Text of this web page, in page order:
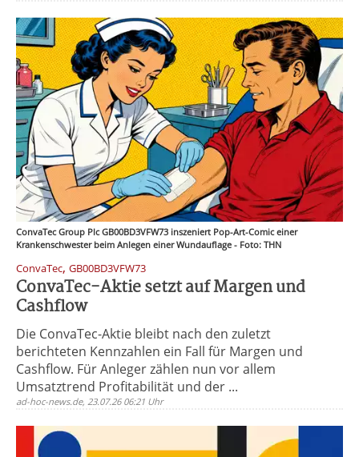
ConvaTec Group Plc GB00BD3VFW73 inszeniert Pop-Art-Comic einer
Krankenschwester beim Anlegen einer Wundauflage - Foto: THN
ConvaTec, GB00BD3VFW73
ConvaTec-Aktie setzt auf Margen und
Cashflow
Die ConvaTec-Aktie bleibt nach den zuletzt
berichteten Kennzahlen ein Fall für Margen und
Cashflow. Für Anleger zählen nun vor allem
Umsatztrend Profitabilität und der ...
ad-hoc-news.de, 23.07.26 06:21 Uhr